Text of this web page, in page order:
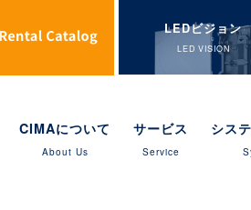
LEDビジョン
LED VISION
CIMAについて
About Us
サービス
Service
シス